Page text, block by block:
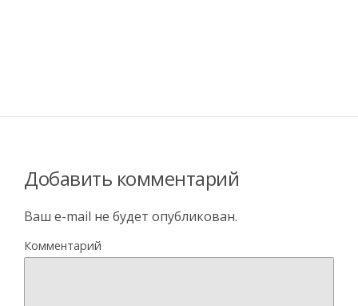
Добавить комментарий
Ваш e-mail не будет опубликован.
Комментарий